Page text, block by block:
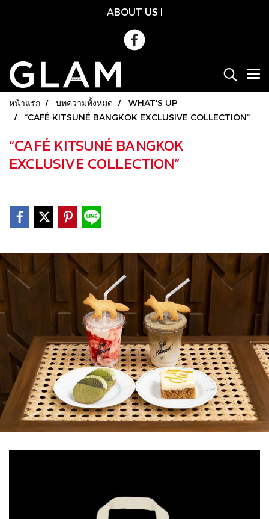
ABOUT US l
หน้าแรก บทความทั้งหมด
WHAT'S UP
“CAFÉ KITSUNÉ BANGKOK EXCLUSIVE COLLECTION”
“CAFÉ KITSUNÉ BANGKOK
EXCLUSIVE COLLECTION”